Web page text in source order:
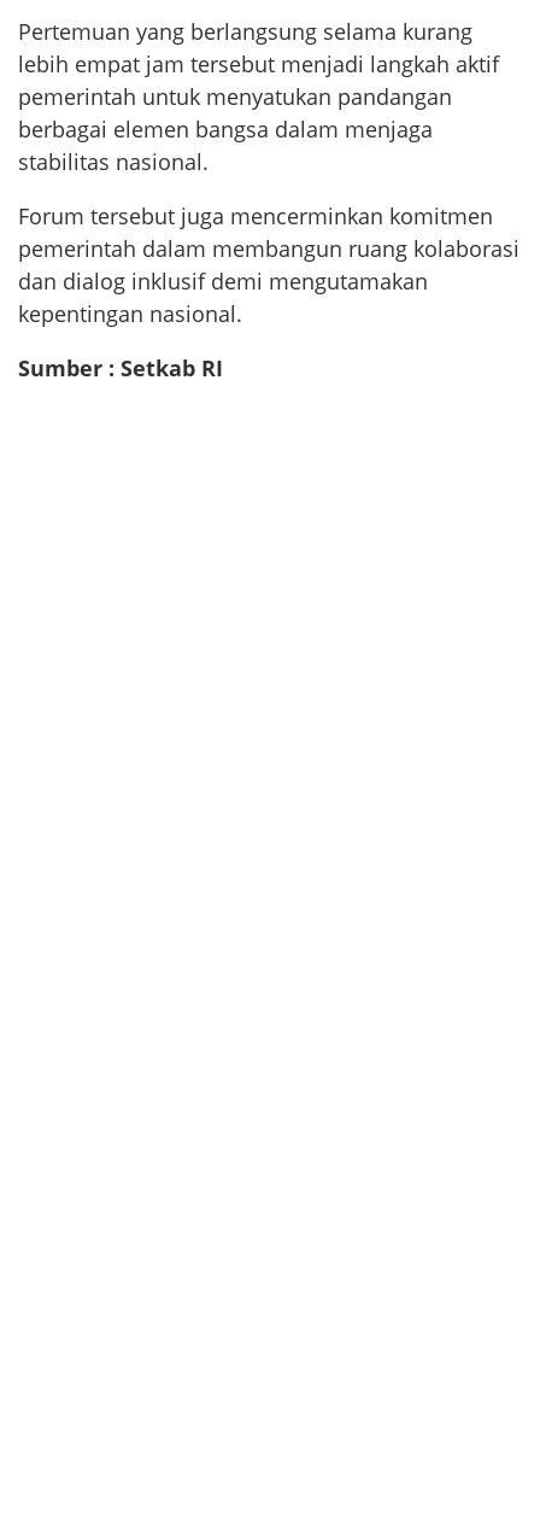
Pertemuan yang berlangsung selama kurang
lebih empat jam tersebut menjadi langkah aktif
pemerintah untuk menyatukan pandangan
berbagai elemen bangsa dalam menjaga
stabilitas nasional.
Forum tersebut juga mencerminkan komitmen
pemerintah dalam membangun ruang kolaborasi
dan dialog inklusif demi mengutamakan
kepentingan nasional.
Sumber : Setkab RI